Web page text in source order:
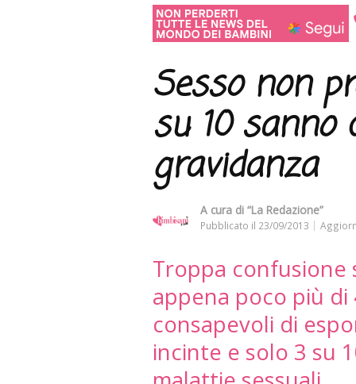
Sesso non
su 10 sanno
gravidanza
A cura di “La Redazione”
Pubblicato il 23/09/2013
Troppa
appena poco più
consapevoli di
incinte e solo 3 su